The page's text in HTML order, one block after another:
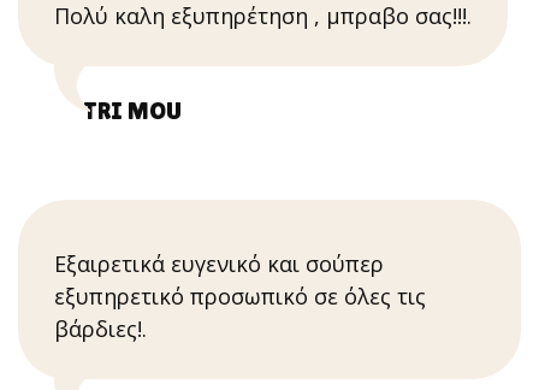
Πολύ καλη εξυπηρέτηση , μπραβο σας!!!.
TRI MOU
Εξαιρετικά ευγενικό και σούπερ
εξυπηρετικό προσωπικό σε όλες τις
βάρδιες!.